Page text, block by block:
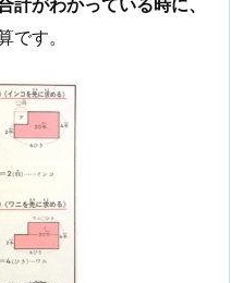
計がわかっている時に、
です。